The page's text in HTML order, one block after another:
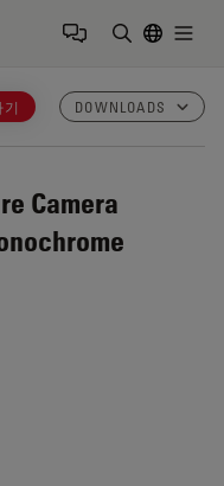
DOWNLOADS
Camera